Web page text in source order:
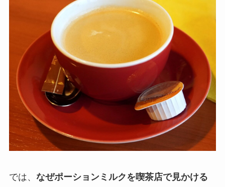
では、 なぜポーションミルクを喫茶店で見かける